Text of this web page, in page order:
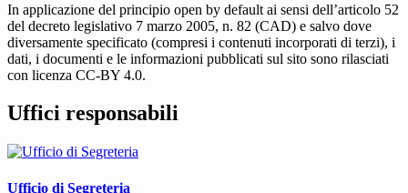
In applicazione del principio open by default ai sensi dell’articolo 52
del decreto legislativo 7 marzo 2005, n. 82 (CAD) e salvo dove
diversamente specificato (compresi i contenuti incorporati di terzi), i
dati, i documenti e le informazioni pubblicati sul sito sono rilasciati
con licenza CC-BY 4.0.
Uffici responsabili
Ufficio di Segreteria